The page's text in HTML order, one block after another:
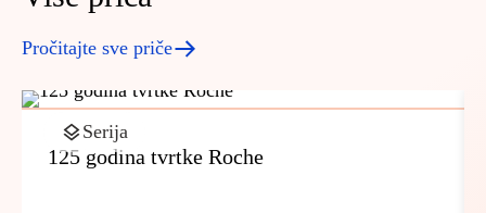
Pročitajte sve priče
Serija
125 godina tvrtke Roche